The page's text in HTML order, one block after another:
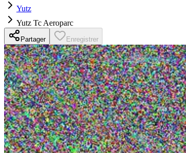
Yutz
Yutz Tc Aeroparc
Partager Enregistrer